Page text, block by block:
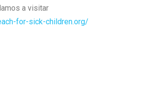
a visitar
for-sick-children.org/